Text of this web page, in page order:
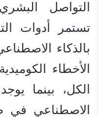
التواصل
تستمر أدوات
بالذكاء
الأخطاء
الكل، بينما
الاصطناعي في